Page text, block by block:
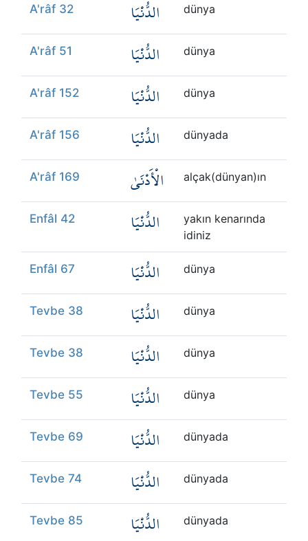
A'râf 32 الدُّنْيَا dünya
A'râf 51 الدُّنْيَا dünya
A'râf 152 الدُّنْيَا dünya
A'râf 156 الدُّنْيَا dünyada
A'râf 169 الْأَدْنَىٰ alçak(dünyan)ın
Enfâl 42 الدُّنْيَا
yakın kenarında
idiniz
Enfâl 67 الدُّنْيَا dünya
Tevbe 38 الدُّنْيَا dünya
Tevbe 38 الدُّنْيَا dünya
Tevbe 55 الدُّنْيَا dünya
Tevbe 69 الدُّنْيَا dünyada
Tevbe 74 الدُّنْيَا dünyada
Tevbe 85 الدُّنْيَا dünyada